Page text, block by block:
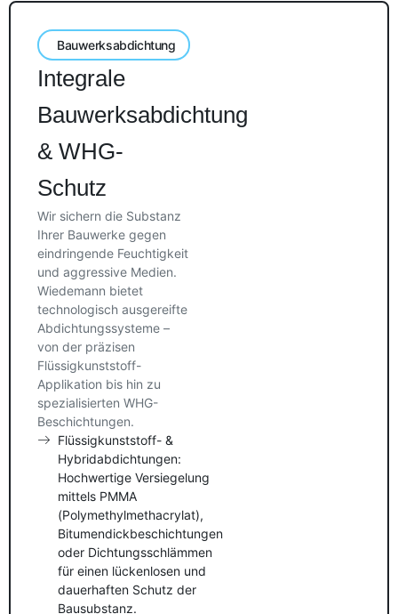
Bauwerksabdichtung
Integrale
Bauwerksabdichtung
& WHG-
Schutz
Wir sichern die Substanz
Ihrer Bauwerke gegen
eindringende Feuchtigkeit
und aggressive Medien.
Wiedemann bietet
technologisch ausgereifte
Abdichtungssysteme –
von der präzisen
Flüssigkunststoff-
Applikation bis hin zu
spezialisierten WHG-
Beschichtungen.
Flüssigkunststoff- &
Hybridabdichtungen:
Hochwertige Versiegelung
mittels PMMA
(Polymethylmethacrylat),
Bitumendickbeschichtungen
oder Dichtungsschlämmen
für einen lückenlosen und
dauerhaften Schutz der
Bausubstanz.